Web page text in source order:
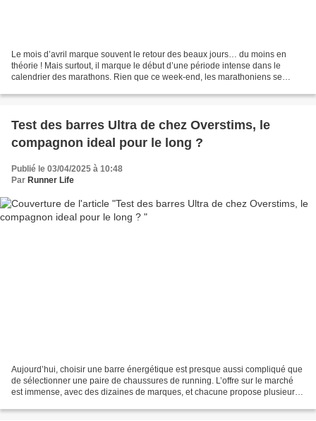
Le mois d’avril marque souvent le retour des beaux jours… du moins en
théorie ! Mais surtout, il marque le début d’une période intense dans le
calendrier des marathons. Rien que ce week-end, les marathoniens se
Test des barres Ultra de chez Overstims, le
compagnon ideal pour le long ?
Publié le 03/04/2025 à 10:48
Par Runner Life
Aujourd’hui, choisir une barre énergétique est presque aussi compliqué que
de sélectionner une paire de chaussures de running. L’offre sur le marché
est immense, avec des dizaines de marques, et chacune propose plusieurs